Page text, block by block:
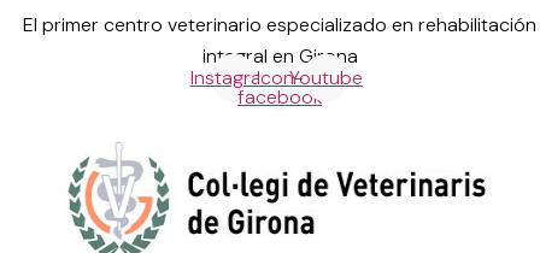
El primer centro veterinario especializado en rehabilitación
integral en Girona
InstagramIcon-
facebook
Youtube
Centre de referència (núm: 636) homologat per: